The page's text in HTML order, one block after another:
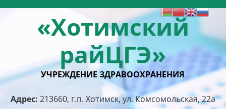
Перейти
содержимому«Хотимский
райЦГЭ»
УЧРЕЖДЕНИЕ ЗДРАВООХРАНЕНИЯ
Адрес: 213660, г.п. Хотимск, ул. Комсомольская, 22а